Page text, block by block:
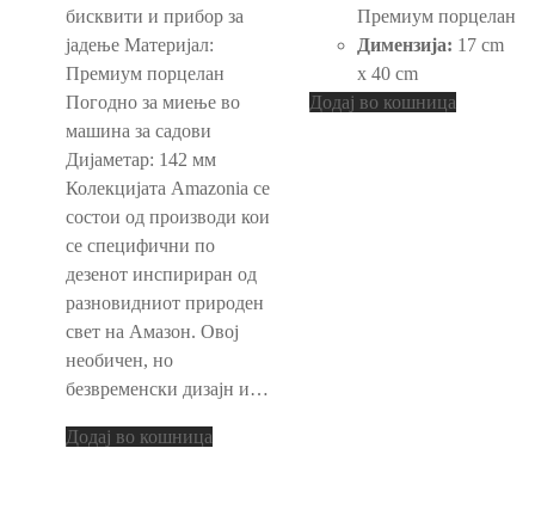
бисквити и прибор за
јадење Материјал:
Премиум порцелан
Погодно за миење во
машина за садови
Дијаметар: 142 мм
Колекцијата Amazonia се
состои од производи кои
се специфични по
дезенот инспириран од
разновидниот природен
свет на Амазон. Овој
необичен, но
безвременски дизајн и…
Додај во кошница
Премиум порцелан
Димензија: 17 cm
x 40 cm
Додај во кошница